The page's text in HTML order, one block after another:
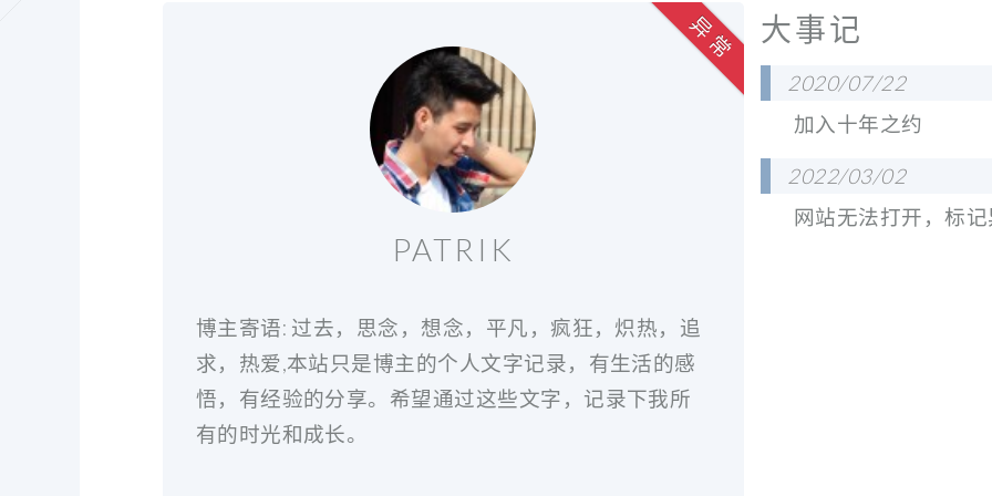
PATRIK
博主寄语: 过去，思念，想念，平凡，疯狂，炽热，追
求，热爱,本站只是博主的个人文字记录，有生活的感
悟，有经验的分享。希望通过这些文字，记录下我所
有的时光和成长。
异 常 大事记
2020/07/22
加入十年之约
2022/03/02
网站无法打开，标